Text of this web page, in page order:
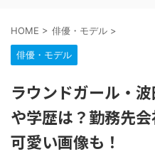
HOME > 俳優・モデル >
俳優・モデル
ラウンドガール・
や学歴は？勤務先
可愛い画像も！